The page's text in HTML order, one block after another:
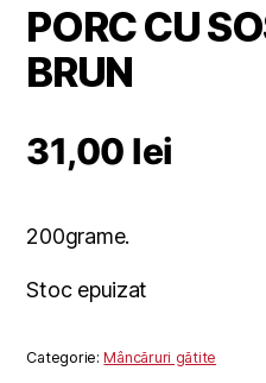
PORC CU
BRUN
31,00 lei
200grame.
Stoc epuizat
Categorie:Mâncăruri gătite